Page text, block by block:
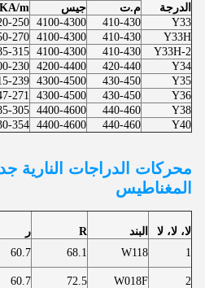
الدرجة
م.ت
جيس KA/m
Y33
410-430
4100-4300
250
Y33H
410-430
4100-4300
270
Y33H-2
410-430
4100-4300
315
Y34
420-440
4200-4400
230
Y35
430-450
4300-4500
239
Y36
430-450
4300-4500
271
Y38
440-460
4400-4600
305
Y40
440-460
4400-4600
354
محركات الدراجات النارية
المغناطيس
لا، لا، لا البند R ر
1
W118
68.1
60.7
2
W018F
72.5
60.7